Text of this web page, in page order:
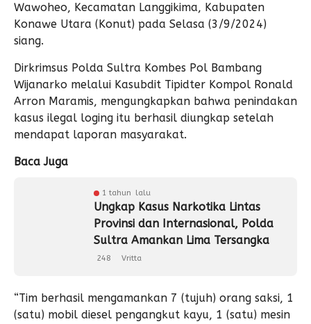
Wawoheo, Kecamatan Langgikima, Kabupaten
Konawe Utara (Konut) pada Selasa (3/9/2024)
siang.
Dirkrimsus Polda Sultra Kombes Pol Bambang
Wijanarko melalui Kasubdit Tipidter Kompol Ronald
Arron Maramis, mengungkapkan bahwa penindakan
kasus ilegal loging itu berhasil diungkap setelah
mendapat laporan masyarakat.
Baca Juga
1 tahun lalu
Ungkap Kasus Narkotika Lintas
Provinsi dan Internasional, Polda
Sultra Amankan Lima Tersangka
248 Vritta
“Tim berhasil mengamankan 7 (tujuh) orang saksi, 1
(satu) mobil diesel pengangkut kayu, 1 (satu) mesin